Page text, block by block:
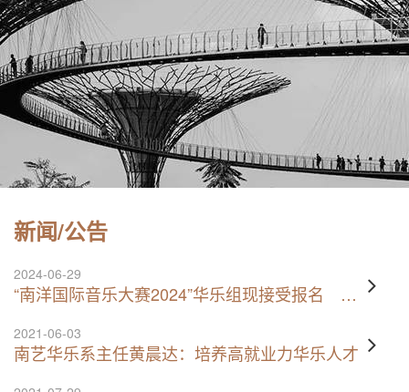
新闻/公告
2024-06-29
“南洋国际音乐大赛2024”华乐组现接受报名 参赛视频将线上公映
2021-06-03
南艺华乐系主任黄晨达：培养高就业力华乐人才